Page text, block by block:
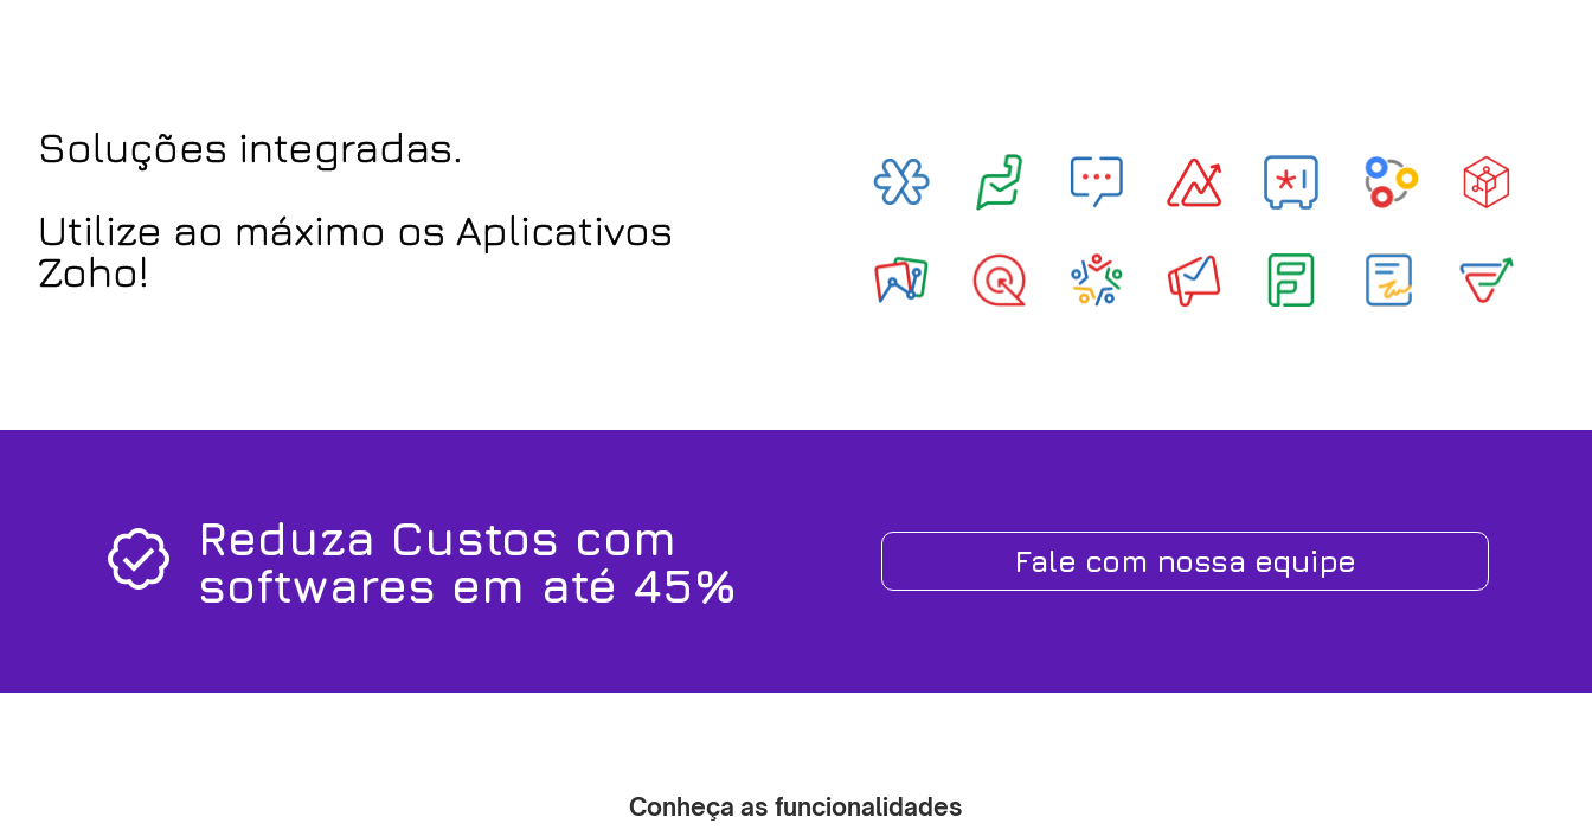
Soluções integradas.
Utilize ao máximo os Aplicativos
Zoho!
Reduza Custos com
softwares em até 45%
Fale com nossa equipe
Conheça as funcionalidades